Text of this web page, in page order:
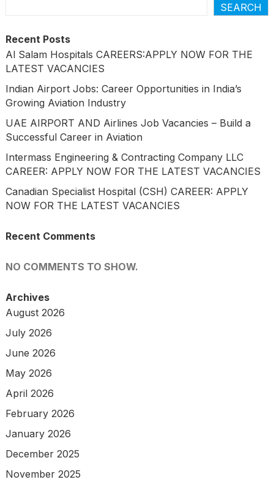
SEARCH
Recent Posts
Al Salam Hospitals CAREERS:APPLY NOW FOR THE
LATEST VACANCIES
Indian Airport Jobs: Career Opportunities in India’s
Growing Aviation Industry
UAE AIRPORT AND Airlines Job Vacancies – Build a
Successful Career in Aviation
Intermass Engineering & Contracting Company LLC
CAREER: APPLY NOW FOR THE LATEST VACANCIES
Canadian Specialist Hospital (CSH) CAREER: APPLY
NOW FOR THE LATEST VACANCIES
Recent Comments
NO COMMENTS TO SHOW.
Archives
August 2026
July 2026
June 2026
May 2026
April 2026
February 2026
January 2026
December 2025
November 2025